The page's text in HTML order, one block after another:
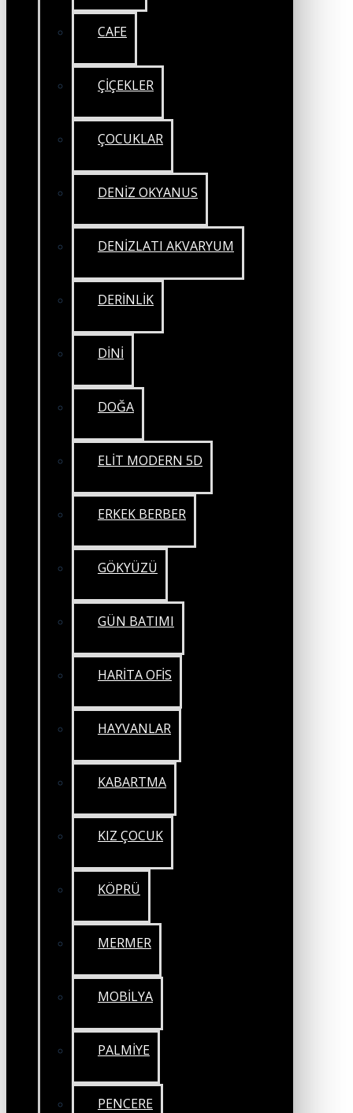
CAFE
ÇİÇEKLER
ÇOCUKLAR
DENİZ OKYANUS
DENİZLATI AKVARYUM
DERİNLİK
DİNİ
DOĞA
ELİT MODERN 5D
ERKEK BERBER
GÖKYÜZÜ
GÜN BATIMI
HARİTA OFİS
HAYVANLAR
KABARTMA
KIZ ÇOCUK
KÖPRÜ
MERMER
MOBİLYA
PALMİYE
PENCERE